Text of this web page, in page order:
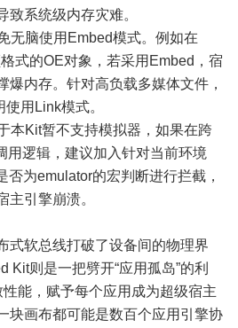
致系统级内存灾难。
无脑使用Embed模式。例如在
式的OE对象，若采用Embed，宿
爆内存。针对高负载多媒体文件，
用Link模式。
本Kit暂不支持模拟器，如果在跨
用逻辑，建议加入针对当前环境
否为emulator的宏判断进行拦截，
主引擎崩溃。
式软总线打破了设备间的物理界
Kit则是一把劈开“应用孤岛”的利
能，赋予每个应用成为超级宿主
块画布都可能是数百个应用引擎协